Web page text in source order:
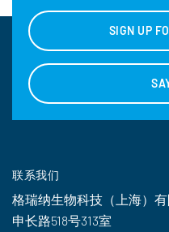
SIGN UP
联系我们
格瑞纳生物科技（上海）
申长路518号313室